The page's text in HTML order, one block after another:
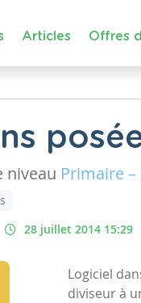
Articles Offres
niveau Primaire
28 juillet 2014 15:29
Logiciel
diviseur à